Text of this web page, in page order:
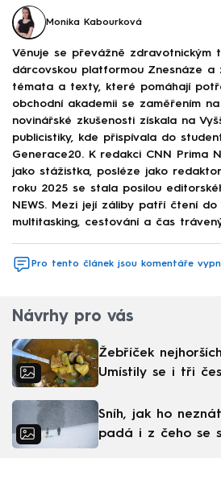
Monika Kabourková
Věnuje se převážně zdravotnickým
dárcovskou platformou Znesnáze a
témata a texty, které pomáhají
obchodní akademii se zaměřením
novinářské zkušenosti získala na
publicistiky, kde přispívala do
Generace20. K redakci CNN Prima
jako stážistka, posléze jako
roku 2025 se stala posilou
NEWS. Mezi její záliby patří čtení
multitasking, cestování a čas
Pro tento článek jsou komentáře
Návrhy pro vás
Žebříček
Umístily se i tři
Sníh, jak ho
padá i z čeho se